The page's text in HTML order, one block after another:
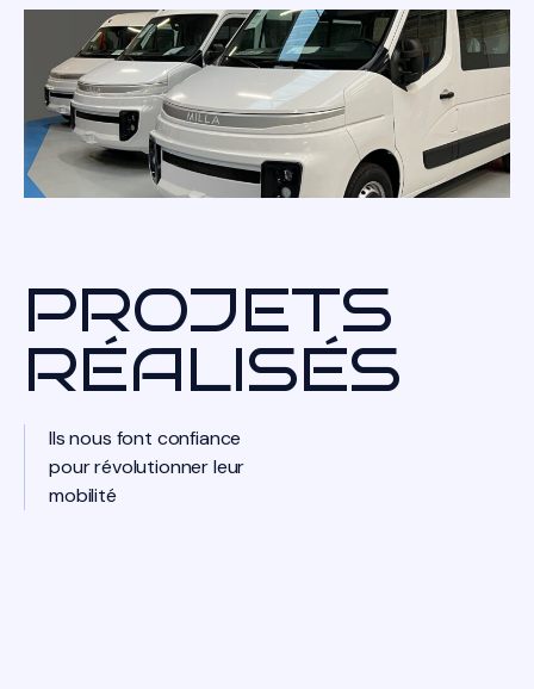
PROJETS
RÉALISÉS
Ils nous font confiance
pour révolutionner leur
mobilité